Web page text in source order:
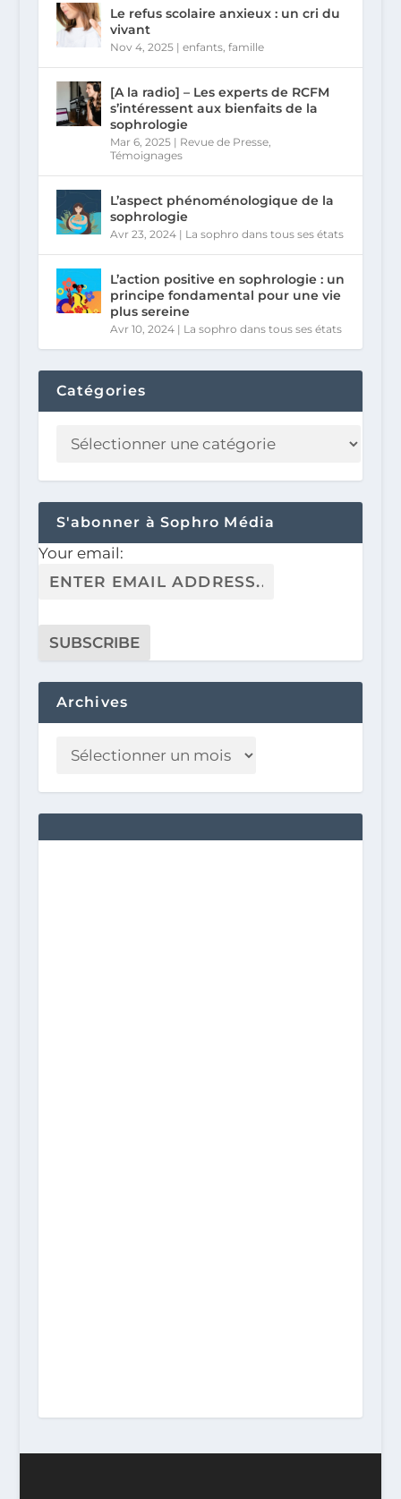
Le refus scolaire anxieux : un cri du
vivant
Nov 4, 2025| enfants, famille
[A la radio] – Les experts de RCFM
s’intéressent aux bienfaits de la
sophrologie
Mar 6, 2025| Revue de Presse,
Témoignages
L’aspect phénoménologique de la
sophrologie
Avr 23, 2024| La sophro dans tous ses états
L’action positive en sophrologie : un
principe fondamental pour une vie
plus sereine
Avr 10, 2024| La sophro dans tous ses états
Catégories
S'abonner à Sophro Média
Your email:
Archives